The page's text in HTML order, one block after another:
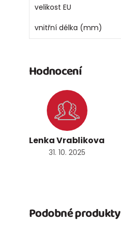
velikost EU
vnitřní délka (mm)
Hodnocení
Lenka Vrablikova
31. 10. 2025
Podobné produkty